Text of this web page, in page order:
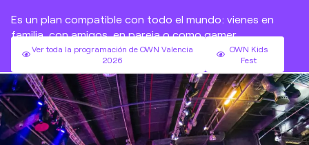
Es un plan compatible con todo el mundo: vienes en
familia, con amigos, en pareja o como gamer
profesional. Cada perfil tiene su entrada y su zona.
Ver toda la programación de OWN Valencia
2026
OWN Kids
Fest